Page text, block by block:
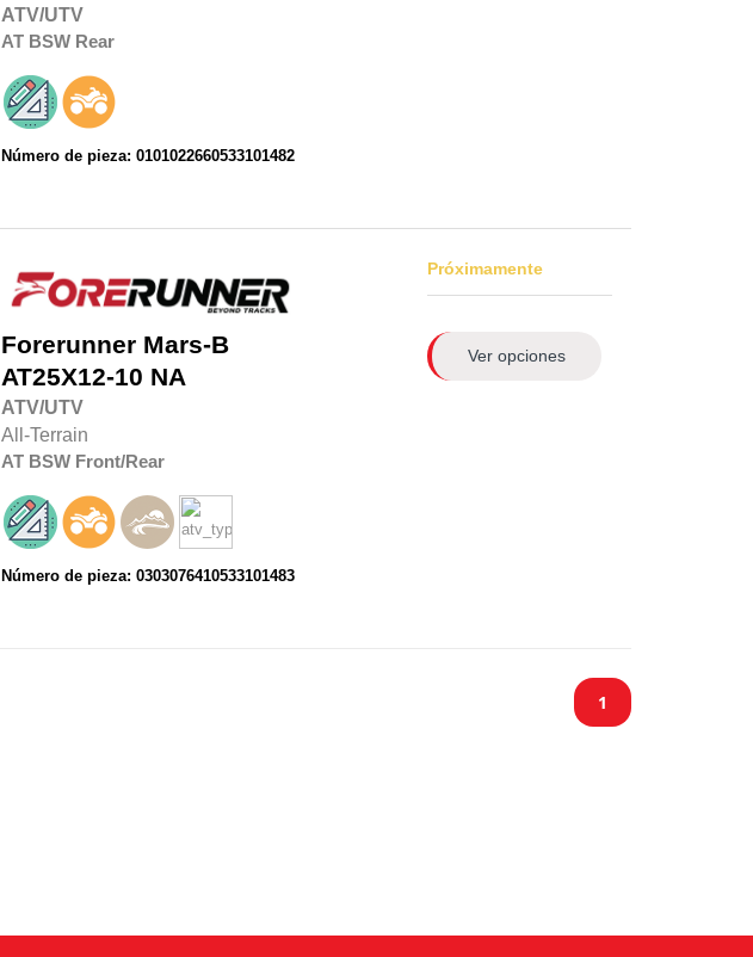
ATV/UTV
AT BSW Rear
Número de pieza: 0101022660533101482
Forerunner Mars-B
AT25X12-10 NA
ATV/UTV
All-Terrain
AT BSW Front/Rear
Número de pieza: 0303076410533101483
Próximamente
Ver opciones
1